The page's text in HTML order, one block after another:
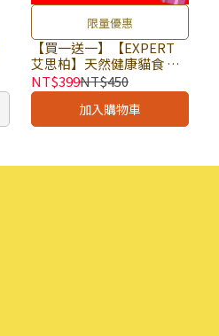
限量優惠
【買一送一】【EXPERT
艾思柏】天然健康貓食 幼
母貓紅藜鮭魚配方 1.5kg ×
包｜(廠效期20260909) 貓
乾糧 貓飼料 有穀飼料 幼貓
飼料 紅藜貓飼料｜即期品
NT$399NT$450
加入購物車